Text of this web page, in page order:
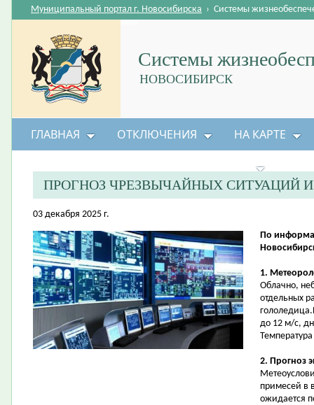
Системы
НОВОСИБИРСК
Муниципальный портал г. Новосибирска › Системы
ГЛАВНАЯ ОТКЛЮЧЕНИЯ НА КАРТЕ
ПРОГНОЗ ЧРЕЗВЫЧАЙНЫХ СИТУАЦИЙ
03 декабря 2025 г.
По
1.
Облачно,
отдельных
до 12 м/с,
2. Прогноз
примесей в
ожидается